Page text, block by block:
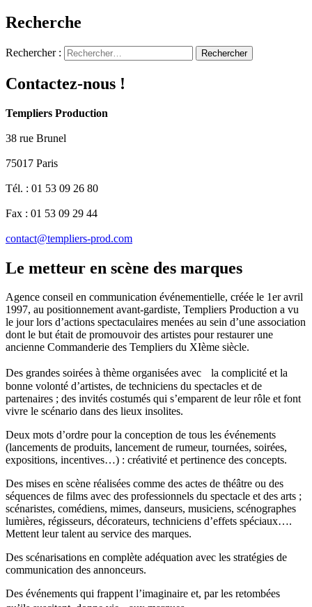
Recherche
Rechercher :
Contactez-nous !
Templiers Production
38 rue Brunel
75017 Paris
Tél. : 01 53 09 26 80
Fax : 01 53 09 29 44
contact@templiers-prod.com
Le metteur en scène des marques
Agence conseil en communication événementielle, créée le 1er avril
1997, au positionnement avant-gardiste, Templiers Production a vu
le jour lors d’actions spectaculaires menées au sein d’une association
dont le but était de promouvoir des artistes pour restaurer une
ancienne Commanderie des Templiers du XIème siècle.
Des grandes soirées à thème organisées avec la complicité et la
bonne volonté d’artistes, de techniciens du spectacles et de
partenaires ; des invités costumés qui s’emparent de leur rôle et font
vivre le scénario dans des lieux insolites.
Deux mots d’ordre pour la conception de tous les événements
(lancements de produits, lancement de rumeur, tournées, soirées,
expositions, incentives…) : créativité et pertinence des concepts.
Des mises en scène réalisées comme des actes de théâtre ou des
séquences de films avec des professionnels du spectacle et des arts ;
scénaristes, comédiens, mimes, danseurs, musiciens, scénographes
lumières, régisseurs, décorateurs, techniciens d’effets spéciaux….
Mettent leur talent au service des marques.
Des scénarisations en complète adéquation avec les stratégies de
communication des annonceurs.
Des événements qui frappent l’imaginaire et, par les retombées